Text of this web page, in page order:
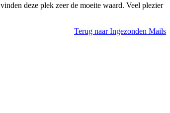
deze plek zeer de moeite waard. Veel plezier
Terug naar Ingezonden Mails